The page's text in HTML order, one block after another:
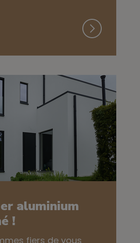
aluminium
!
fiers de vous